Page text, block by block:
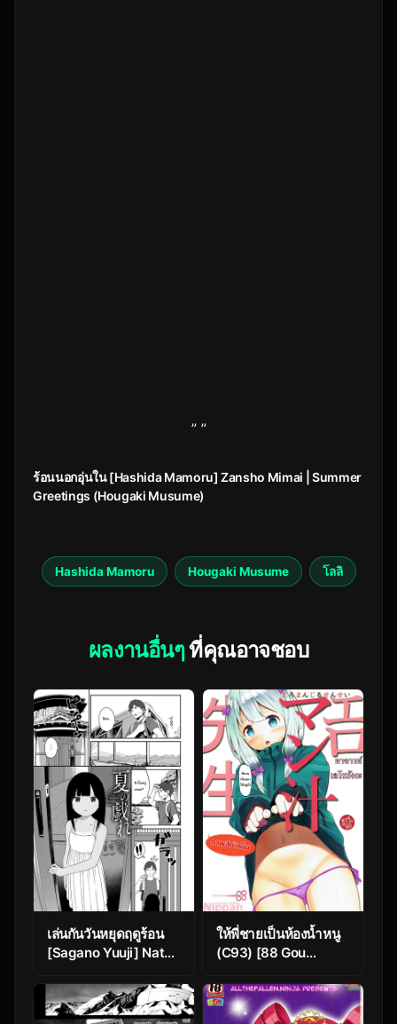
” ”
ร้อนนอกอุ่นใน [Hashida Mamoru] Zansho Mimai | Summer
Greetings (Hougaki Musume)
Hashida Mamoru Hougaki Musume โลลิ
ผลงานอื่นๆที่คุณอาจชอบ
เล่นกันวันหยุดฤดูร้อน
[Sagano Yuuji] Natsu
Summer Play
(Iroduki Otome)
ให้พี่ชายเป็นห้องน้ำหนู
(C93) [88 Gou
Eromanjiru Sensei
(Eromanga Sensei)